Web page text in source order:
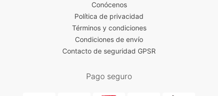
Conócenos
Política de privacidad
Términos y condiciones
Condiciones de envío
Contacto de seguridad GPSR
Pago seguro